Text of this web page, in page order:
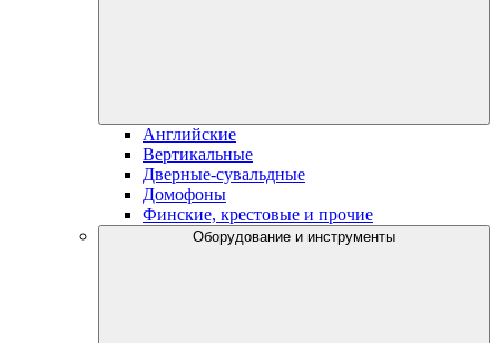
Английские
Вертикальные
Дверные-сувальдные
Домофоны
Финские, крестовые и прочие
Оборудование и инструменты